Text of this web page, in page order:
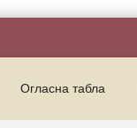
Огласна табла